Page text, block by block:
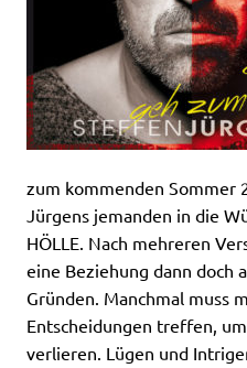
zum kommenden Sommer
Jürgens jemanden in die
HÖLLE. Nach mehreren
eine Beziehung dann doch
Gründen. Manchmal muss
Entscheidungen treffen,
verlieren. Lügen und